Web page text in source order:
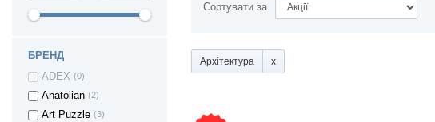
БРЕНД
ADEX (0)
Anatolian (2)
Art Puzzle (3)
Сортувати за
Архітектура